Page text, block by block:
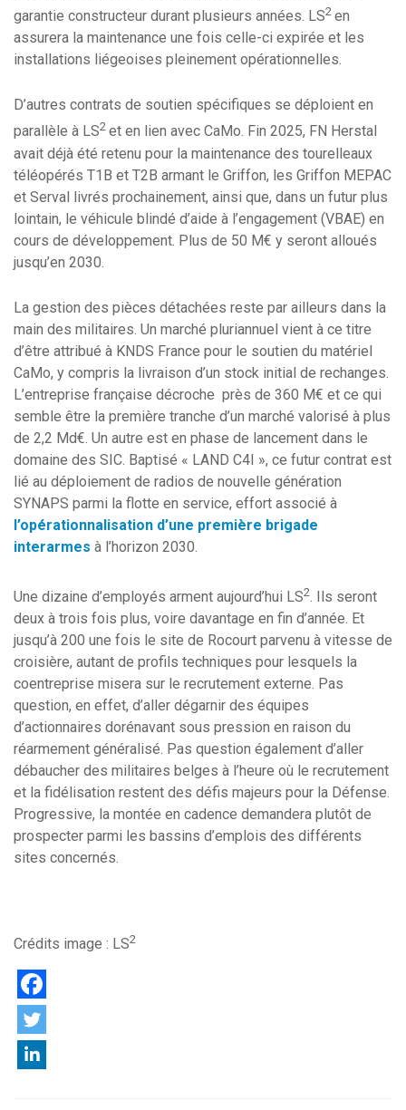
garantie constructeur durant plusieurs années. LS2 en
assurera la maintenance une fois celle-ci expirée et les
installations liégeoises pleinement opérationnelles.
D’autres contrats de soutien spécifiques se déploient en
parallèle à LS2 et en lien avec CaMo. Fin 2025, FN Herstal
avait déjà été retenu pour la maintenance des tourelleaux
téléopérés T1B et T2B armant le Griffon, les Griffon MEPAC
et Serval livrés prochainement, ainsi que, dans un futur plus
lointain, le véhicule blindé d’aide à l’engagement (VBAE) en
cours de développement. Plus de 50 M€ y seront alloués
jusqu’en 2030.
La gestion des pièces détachées reste par ailleurs dans la
main des militaires. Un marché pluriannuel vient à ce titre
d’être attribué à KNDS France pour le soutien du matériel
CaMo, y compris la livraison d’un stock initial de rechanges.
L’entreprise française décroche près de 360 M€ et ce qui
semble être la première tranche d’un marché valorisé à plus
de 2,2 Md€. Un autre est en phase de lancement dans le
domaine des SIC. Baptisé « LAND C4I », ce futur contrat est
lié au déploiement de radios de nouvelle génération
SYNAPS parmi la flotte en service, effort associé à
l’opérationnalisation d’une première brigade
interarmes à l’horizon 2030.
Une dizaine d’employés arment aujourd’hui LS2. Ils seront
deux à trois fois plus, voire davantage en fin d’année. Et
jusqu’à 200 une fois le site de Rocourt parvenu à vitesse de
croisière, autant de profils techniques pour lesquels la
coentreprise misera sur le recrutement externe. Pas
question, en effet, d’aller dégarnir des équipes
d’actionnaires dorénavant sous pression en raison du
réarmement généralisé. Pas question également d’aller
débaucher des militaires belges à l’heure où le recrutement
et la fidélisation restent des défis majeurs pour la Défense.
Progressive, la montée en cadence demandera plutôt de
prospecter parmi les bassins d’emplois des différents
sites concernés.
Crédits image : LS2